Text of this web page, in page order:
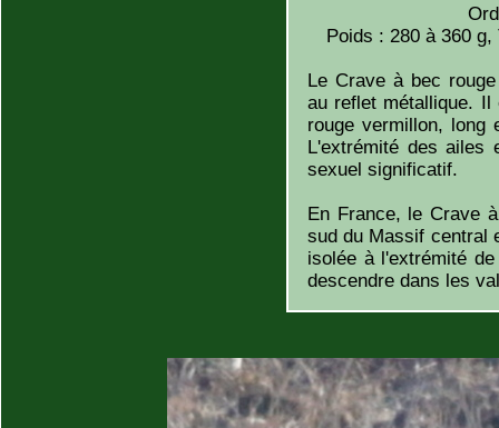
Poids : 280 à 360
Le Crave à bec
au reflet métallique. Il
rouge vermillon, long
L'extrémité des ailes
sexuel significatif.
En France, le Crave
sud du Massif central
isolée à l'extrémité
descendre dans les